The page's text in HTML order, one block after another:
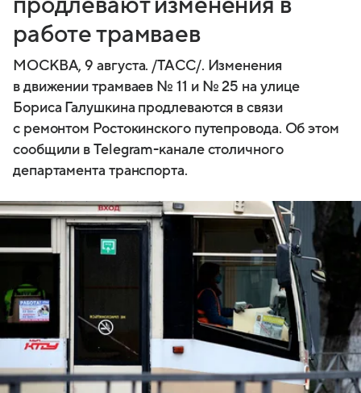
работе трамваев
МОСКВА, 9 августа. /ТАСС/. Изменения
в движении трамваев № 11 и № 25 на улице
Бориса Галушкина продлеваются в связи
с ремонтом Ростокинского путепровода. Об этом
сообщили в Telegram-канале столичного
департамента транспорта.